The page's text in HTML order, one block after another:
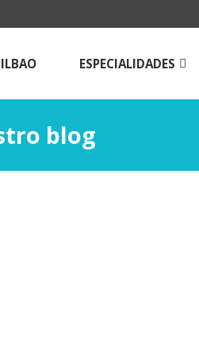
ESPECIALIDADES
Psicólogos para adultos
blog